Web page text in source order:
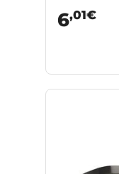
6,01€